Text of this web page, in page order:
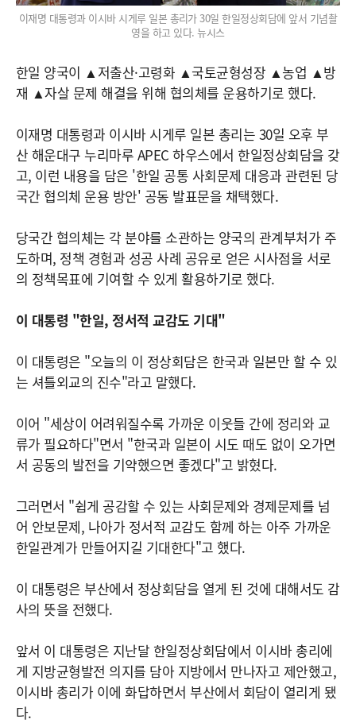
이재명 대통령과 이시바 시게루 일본 총리가 30일 한일정상회담에 앞서 기념촬
영을 하고 있다. 뉴시스
한일 양국이 ▲저출산·고령화 ▲국토균형성장 ▲농업 ▲방
재 ▲자살 문제 해결을 위해 협의체를 운용하기로 했다.
이재명 대통령과 이시바 시게루 일본 총리는 30일 오후 부
산 해운대구 누리마루 APEC 하우스에서 한일정상회담을 갖
고, 이런 내용을 담은 '한일 공통 사회문제 대응과 관련된 당
국간 협의체 운용 방안' 공동 발표문을 채택했다.
당국간 협의체는 각 분야를 소관하는 양국의 관계부처가 주
도하며, 정책 경험과 성공 사례 공유로 얻은 시사점을 서로
의 정책목표에 기여할 수 있게 활용하기로 했다.
이 대통령 "한일, 정서적 교감도 기대"
이 대통령은 "오늘의 이 정상회담은 한국과 일본만 할 수 있
는 셔틀외교의 진수"라고 말했다.
이어 "세상이 어려워질수록 가까운 이웃들 간에 정리와 교
류가 필요하다"면서 "한국과 일본이 시도 때도 없이 오가면
서 공동의 발전을 기약했으면 좋겠다"고 밝혔다.
그러면서 "쉽게 공감할 수 있는 사회문제와 경제문제를 넘
어 안보문제, 나아가 정서적 교감도 함께 하는 아주 가까운
한일관계가 만들어지길 기대한다"고 했다.
이 대통령은 부산에서 정상회담을 열게 된 것에 대해서도 감
사의 뜻을 전했다.
앞서 이 대통령은 지난달 한일정상회담에서 이시바 총리에
게 지방균형발전 의지를 담아 지방에서 만나자고 제안했고,
이시바 총리가 이에 화답하면서 부산에서 회담이 열리게 됐
다.